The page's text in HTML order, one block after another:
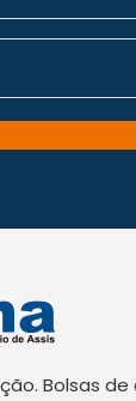
Bolsas de